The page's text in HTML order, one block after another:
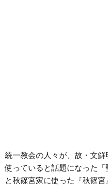
統一教会の人々が、故・文
使っていると話題になった
と秋篠宮家に使った『秋篠